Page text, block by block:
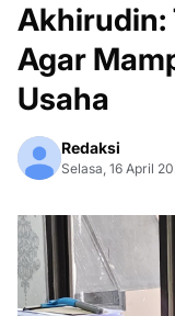
Akhirudin:
Agar
Usaha
Redaksi
Selasa, 16 April